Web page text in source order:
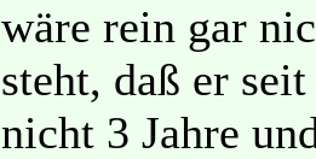
wäre rein gar
steht, daß er
nicht 3 Jahre